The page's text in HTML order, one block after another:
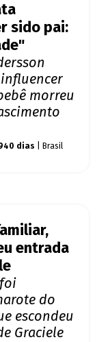
sido pai:
morreu
dias | Brasil
entrada
do
escondeu
Graciele